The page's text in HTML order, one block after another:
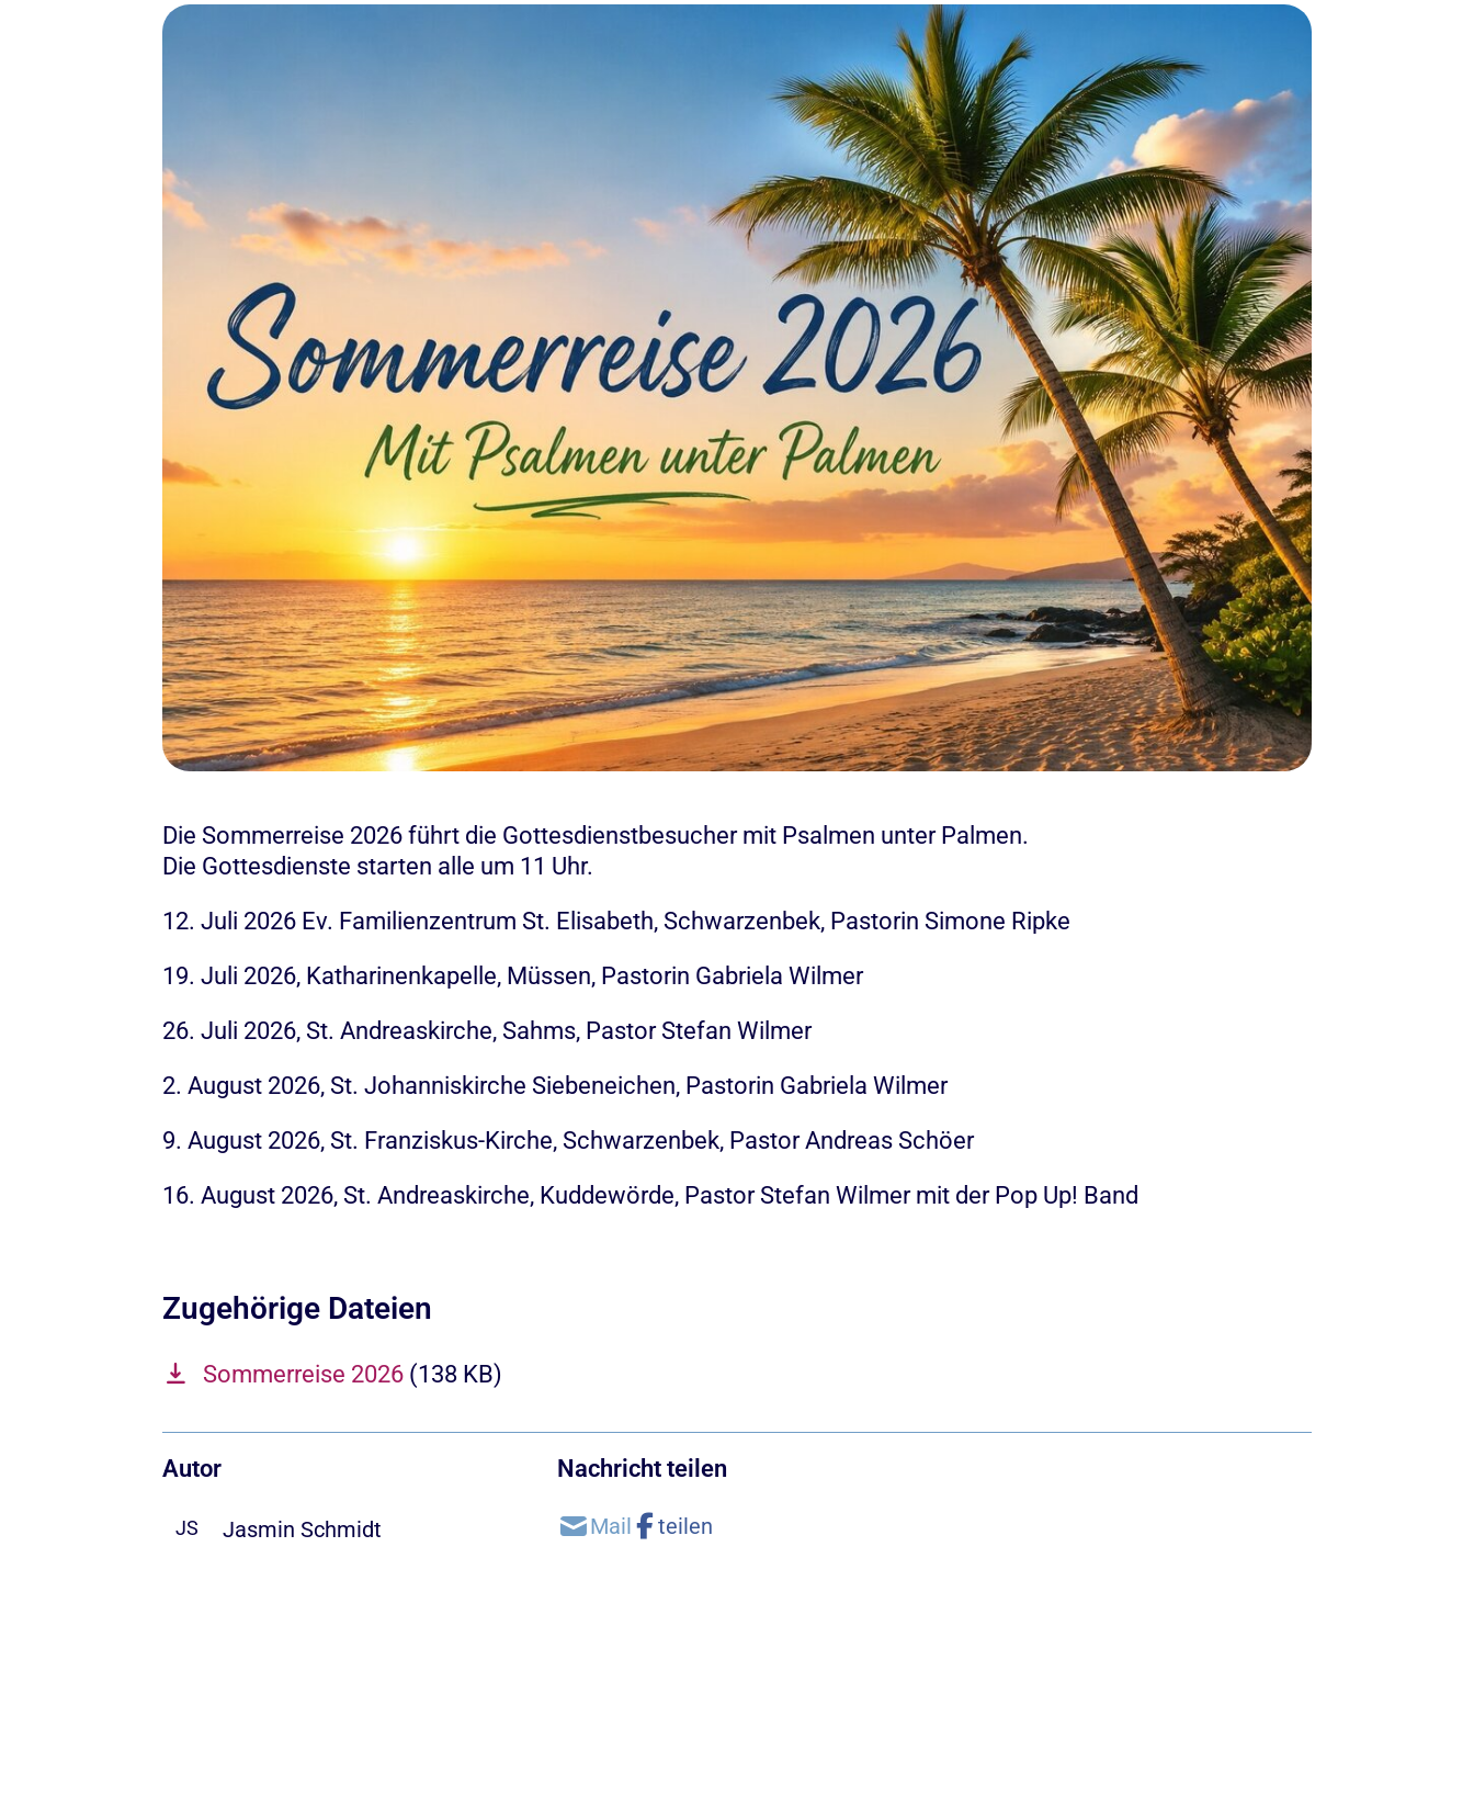
Die Sommerreise 2026 führt die Gottesdienstbesucher mit Psalmen unter Palmen.
Die Gottesdienste starten alle um 11 Uhr.
12. Juli 2026 Ev. Familienzentrum St. Elisabeth, Schwarzenbek, Pastorin Simone Ripke
19. Juli 2026, Katharinenkapelle, Müssen, Pastorin Gabriela Wilmer
26. Juli 2026, St. Andreaskirche, Sahms, Pastor Stefan Wilmer
2. August 2026, St. Johanniskirche Siebeneichen, Pastorin Gabriela Wilmer
9. August 2026, St. Franziskus-Kirche, Schwarzenbek, Pastor Andreas Schöer
16. August 2026, St. Andreaskirche, Kuddewörde, Pastor Stefan Wilmer mit der Pop Up! Band
Zugehörige Dateien
Sommerreise 2026 (138 KB)
Autor
JS Jasmin Schmidt
Nachricht teilen